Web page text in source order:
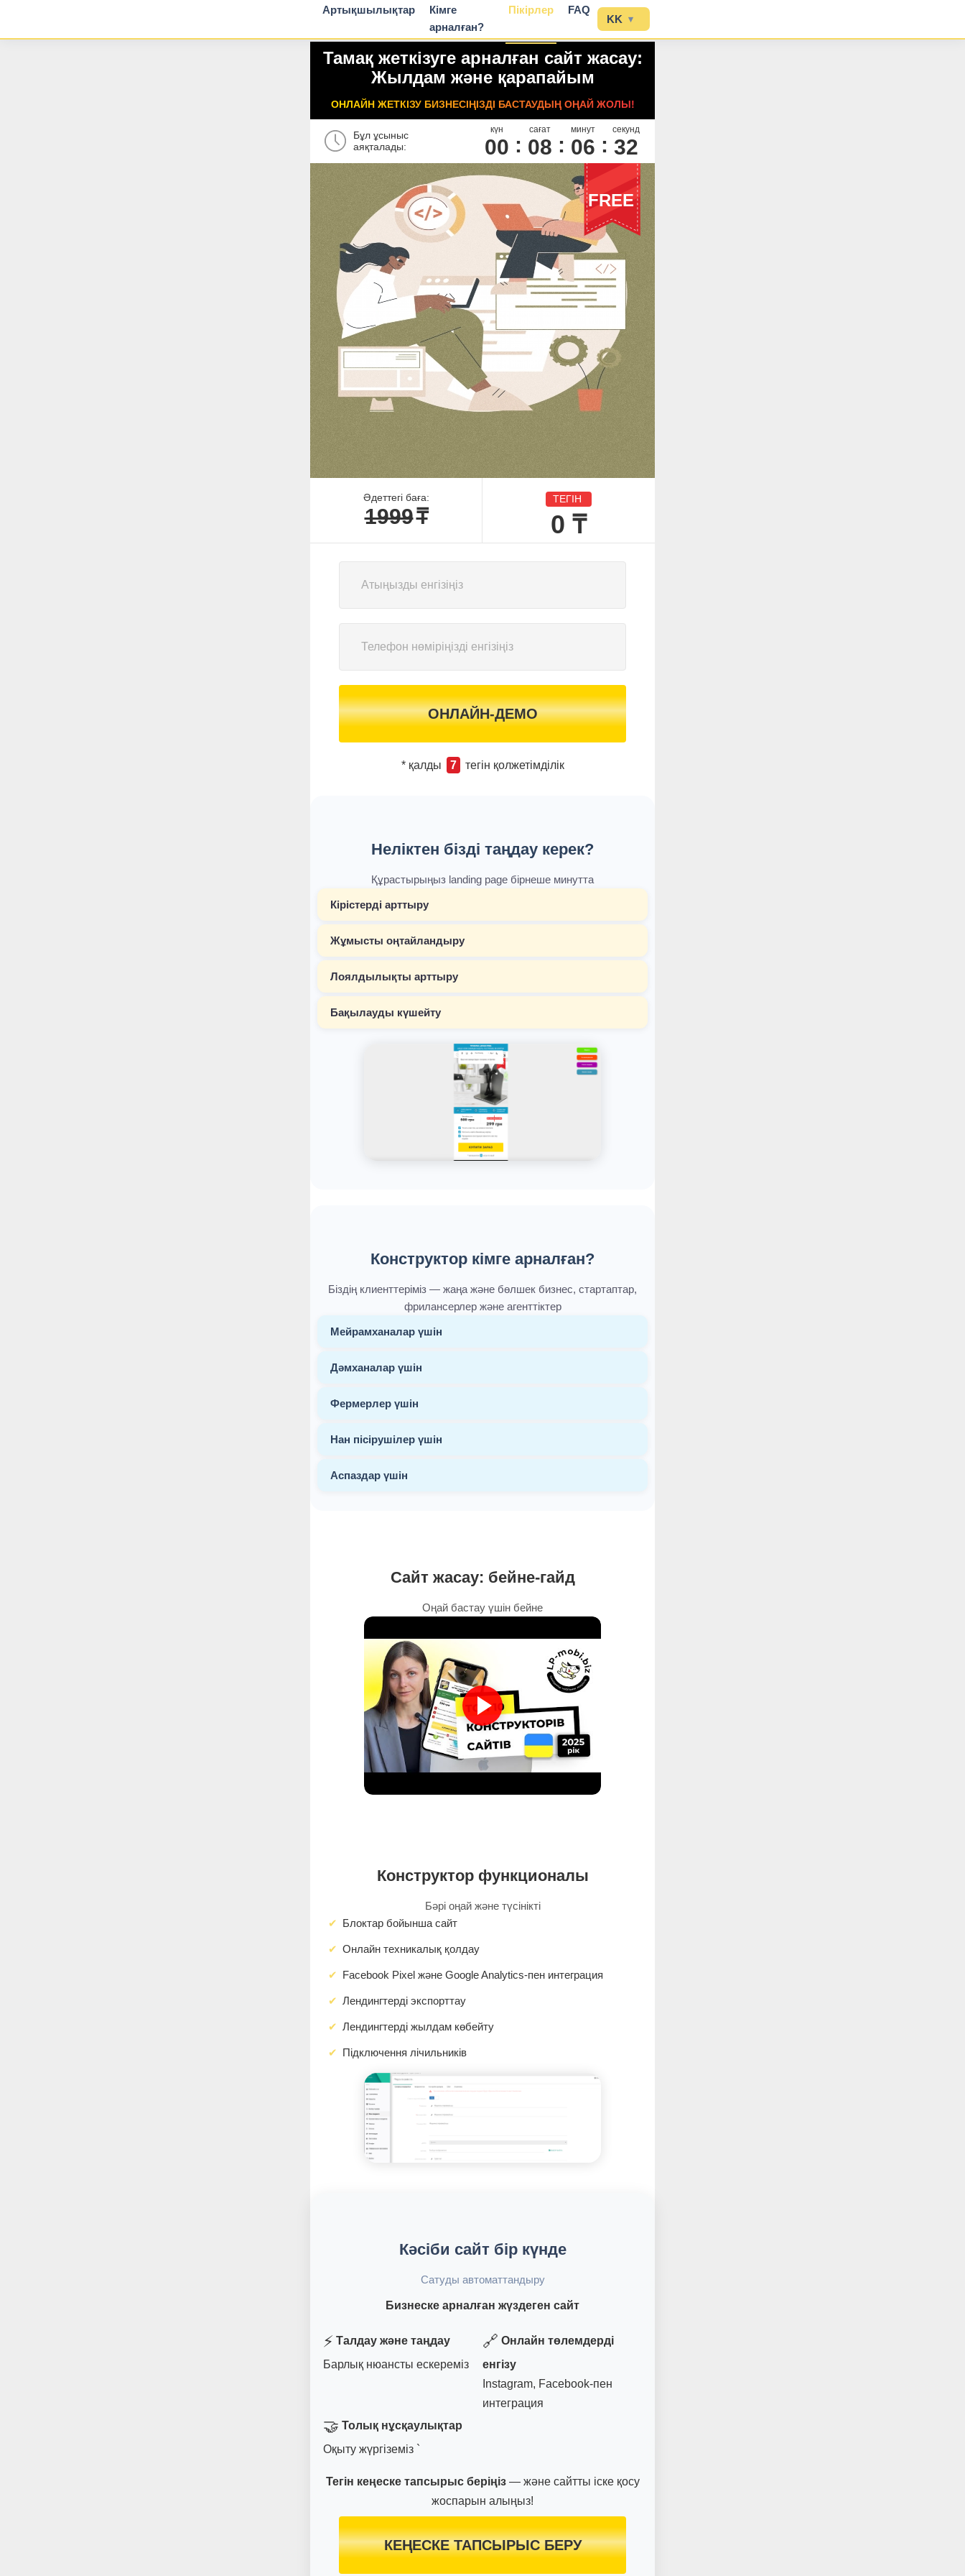
Артықшылықтар
Кімге
арналған?
Пікірлер FAQ
KK ▾
Тамақ жеткізуге арналған сайт жасау:
Жылдам және қарапайым
ОНЛАЙН ЖЕТКІЗУ БИЗНЕСІҢІЗДІ БАСТАУДЫҢ ОҢАЙ ЖОЛЫ!
Бұл ұсыныс
аяқталады:
күн
00
сағат
08
минут
06
секунд
31
FREE
Әдеттегі баға:
1999₸
ТЕГІН
0 ₸
ОНЛАЙН-ДЕМО
* қалды 7 тегін қолжетімділік
Неліктен бізді таңдау керек?
Құрастырыңыз landing page бірнеше минутта
Кірістерді арттыру
Жұмысты оңтайландыру
Лоялдылықты арттыру
Бақылауды күшейту
Конструктор кімге арналған?
Біздің клиенттеріміз — жаңа және бөлшек бизнес, стартаптар,
фрилансерлер және агенттіктер
Мейрамханалар үшін
Дәмханалар үшін
Фермерлер үшін
Нан пісірушілер үшін
Аспаздар үшін
Сайт жасау: бейне-гайд
Оңай бастау үшін бейне
Конструктор функционалы
Бәрі оңай және түсінікті
Блоктар бойынша сайт
Онлайн техникалық қолдау
Facebook Pixel және Google Analytics-пен интеграция
Лендингтерді экспорттау
Лендингтерді жылдам көбейту
Підключення лічильників
Кәсіби сайт бір күнде
Сатуды автоматтандыру
Бизнеске арналған жүздеген сайт
⚡ Талдау және таңдау
Барлық нюансты ескереміз
🔗 Онлайн төлемдерді
енгізу
Instagram, Facebook-пен
интеграция
🤝 Толық нұсқаулықтар
Оқыту жүргіземіз `
Тегін кеңеске тапсырыс беріңіз— және сайтты іске қосу
жоспарын алыңыз!
КЕҢЕСКЕ ТАПСЫРЫС БЕРУ